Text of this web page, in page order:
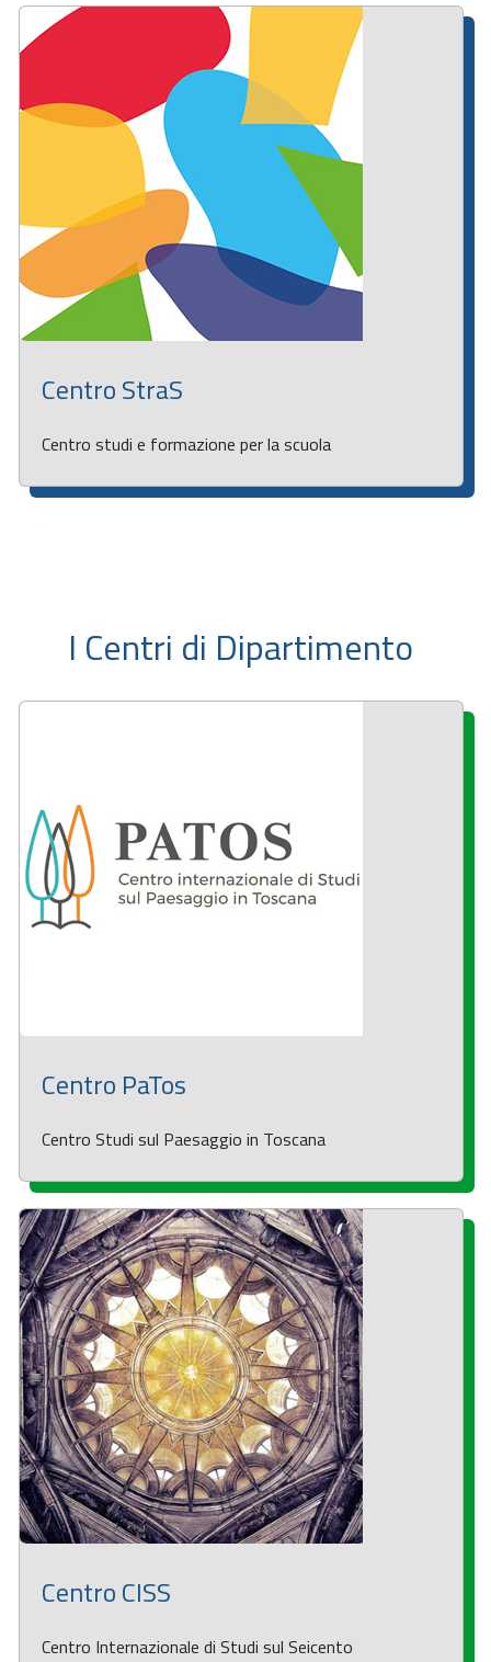
Centro StraS
Centro studi e formazione per la scuola
I Centri di Dipartimento
Centro PaTos
Centro Studi sul Paesaggio in Toscana
Centro CISS
Centro Internazionale di Studi sul Seicento